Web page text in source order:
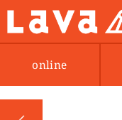
online